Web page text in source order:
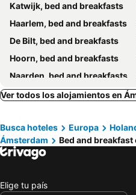
Katwijk, bed and breakfasts
Haarlem, bed and breakfasts
De Bilt, bed and breakfasts
Hoorn, bed and breakfasts
Naarden, bed and breakfasts
Zandvoort, bed and breakfasts
Almere, bed and breakfasts
Bergen, bed and breakfasts
St. Maartenszee, bed and breakfasts
Wijk aan Zee, bed and breakfasts
Ver todos los alojamientos en
Busca hoteles Europa
Ámsterdam
Bed and breakfast
Elige tu país